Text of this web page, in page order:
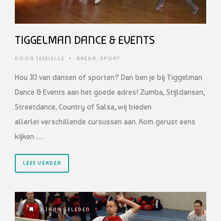
TIGGELMAN DANCE & EVENTS
DOOR JESSIELLE • BREDA , SPORT
Hou JIJ van dansen of sporten? Dan ben je bij Tiggelman
Dance & Events aan het goede adres! Zumba, Stijldansen,
Streetdance, Country of Salsa, wij bieden
allerlei verschillende cursussen aan. Kom gerust eens
kijken …
LEES VERDER
3 JAAR GELEDEN